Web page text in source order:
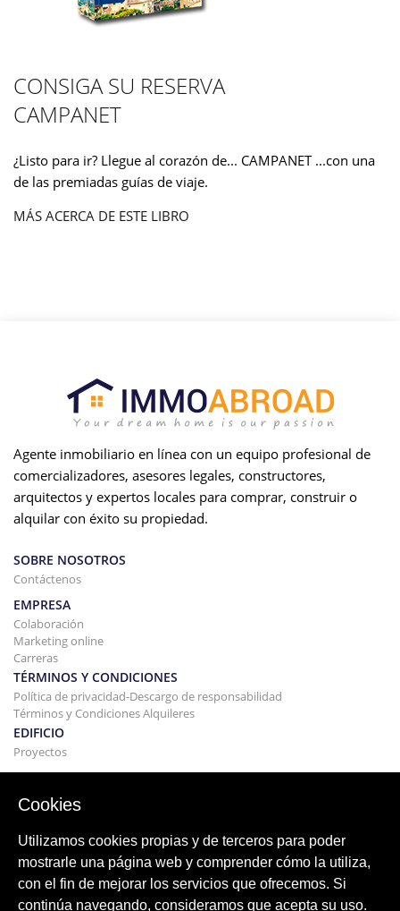
CONSIGA SU RESERVA
CAMPANET
¿Listo para ir? Llegue al corazón de... CAMPANET ...con una
de las premiadas guías de viaje.
MÁS ACERCA DE ESTE LIBRO
Agente inmobiliario en línea con un equipo profesional de
comercializadores, asesores legales, constructores,
arquitectos y expertos locales para comprar, construir o
alquilar con éxito su propiedad.
SOBRE NOSOTROS
Contáctenos
EMPRESA
Colaboración
Marketing online
Carreras
TÉRMINOS Y CONDICIONES
Política de privacidad-Descargo de responsabilidad
Términos y Condiciones Alquileres
EDIFICIO
Proyectos
COMPRAR Y VENDER
Comprando tu casa
Vender
Hipoteca
Servicio de búsqueda
Blog
Cookies
Utilizamos cookies propias y de terceros para poder
mostrarle una página web y comprender cómo la utiliza,
con el fin de mejorar los servicios que ofrecemos. Si
continúa navegando, consideramos que acepta su uso.